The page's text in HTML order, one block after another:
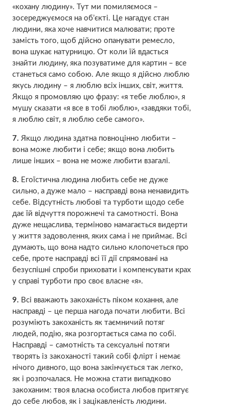
«кохану людину». Тут ми помиляємося –
зосереджуємося на об’єкті. Це нагадує стан
людини, яка хоче навчитися малювати; проте
замість того, щоб дійсно опанувати ремесло,
вона шукає натурницю. От коли їй вдасться
знайти людину, яка позуватиме для картин – все
станеться само собою. Але якщо я дійсно люблю
якусь людину – я люблю всіх інших, світ, життя.
Якщо я промовляю цю фразу: «я тебе люблю», я
мушу сказати «я все в тобі люблю», «завдяки тобі,
я люблю світ, я люблю себе самого».
7. Якщо людина здатна повноцінно любити –
вона може любити і себе; якщо вона любить
лише інших – вона не може любити взагалі.
8. Егоїстична людина любить себе не дуже
сильно, а дуже мало – насправді вона ненавидить
себе. Відсутність любові та турботи щодо себе
дає їй відчуття порожнечі та самотності. Вона
дуже нещаслива, терміново намагається видерти
у життя задоволення, яких сама і не приймає. Всі
думають, що вона надто сильно клопочеться про
себе, проте насправді всі її дії спрямовані на
безуспішні спроби приховати і компенсувати крах
у справі турботи про своє власне «я».
9. Всі вважають закоханість піком кохання, але
насправді – це перша нагода почати любити. Всі
розуміють закоханість як таємничий потяг
людей, подію, яка розгортається сама по собі.
Насправді – самотність та сексуальні потяги
творять із закоханості такий собі флірт і немає
нічого дивного, що вона закінчується так легко,
як і розпочалася. Не можна стати випадково
закоханим: твоя власна особиста любов притягує
до себе любов, як і зацікавленість людини.